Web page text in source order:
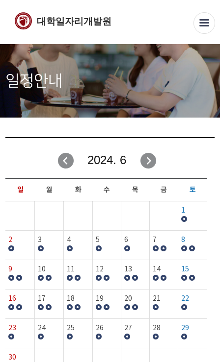
대학일자리개발원
일정안내
2024. 6
일 월 화 수 목 금 토
1
2 3 4 5 6 7 8
9 10 11 12 13 14 15
16 17 18 19 20 21 22
23 24 25 26 27 28 29
30